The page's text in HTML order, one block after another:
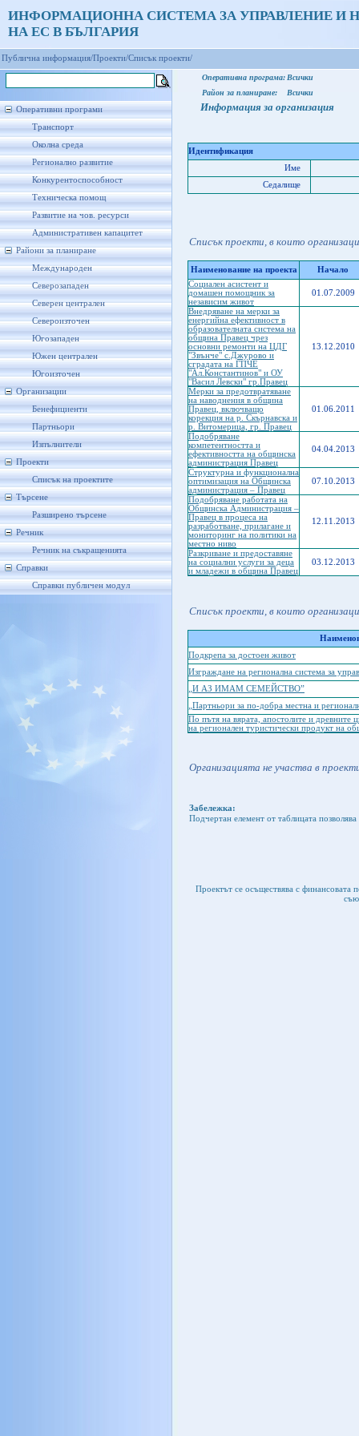
ИНФОРМАЦИОННА СИСТЕМА ЗА УПРАВЛЕНИЕ И
НА ЕС В БЪЛГАРИЯ
Публична информация/Проекти/Списък проекти/
Оперативни програми
Транспорт
Околна среда
Регионално развитие
Конкурентоспособност
Техническа помощ
Развитие на чов. ресурси
Административен капацитет
Райони за планиране
Международен
Северозападен
Северен централен
Североизточен
Югозападен
Южен централен
Югоизточен
Организации
Бенефициенти
Партньори
Изпълнители
Проекти
Списък на проектите
Търсене
Разширено търсене
Речник
Речник на съкращенията
Справки
Справки публичен модул
Оперативна програма: Всички
Район за планиране:
Всички
Информация за организация
Идентификация
Име
Седалище
Списък проекти, в които
Наименование на проекта
Начало
Социален асистент и
домашен помощник за
независим живот
01.07.2009
Внедряване на мерки за
енергийна ефективност в
образователната система на
община Правец чрез
основни ремонти на ЦДГ
"Звънче" с.Джурово и
сградата на ГПЧЕ
"Ал.Константинов" и ОУ
"Васил Левски" гр.Правец
13.12.2010
Мерки за предотвратяване
на наводнения в община
Правец, включващо
корекция на р. Скърнавска и
р. Витомерица, гр. Правец
01.06.2011
Подобряване
компетентността и
ефективността на общинска
администрация Правец
04.04.2013
Структурна и функционална
оптимизация на Общинска
администрация – Правец
07.10.2013
Подобряване работата на
Общинска Администрация –
Правец в процеса на
разработване, прилагане и
мониторинг на политики на
местно ниво
12.11.2013
Разкриване и предоставяне
на социални услуги за деца
и младежи в община Правец
03.12.2013
Списък проекти, в които
Подкрепа за достоен живот
Изграждане на регионална система за
„И АЗ ИМАМ СЕМЕЙСТВО”
„Партньори за по-добра местна и
По пътя на вярата, апостолите и древните
на регионален туристически продукт на
Организацията не участва в
Забележка:
Подчертан елемент от таблицата
Проектът се осъществява с финансовата